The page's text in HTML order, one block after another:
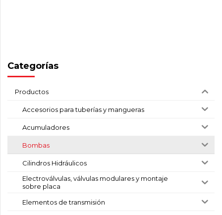
Categorías
Productos
Accesorios para tuberías y mangueras
Acumuladores
Bombas
Cilindros Hidráulicos
Electroválvulas, válvulas modulares y montaje
sobre placa
Elementos de transmisión